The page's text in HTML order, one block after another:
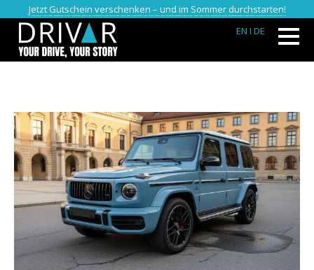
Jetzt Gutschein verschenken – und im Sommer durchstarten!
EN I DE